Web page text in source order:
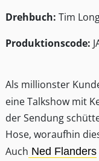
Drehbuch: Tim
Produktionscode:
Als millionster
eine Talkshow mit
der Sendung
Hose, woraufhin
Auch Ned Flanders